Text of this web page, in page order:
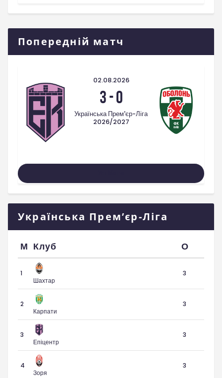
Попередній матч
02.08.2026
3-0
Українська Прем'єр-Ліга
2026/2027
Українська Прем’єр-Ліга
М Клуб О
1
Шахтар
3
2
Карпати
3
3
Епіцентр
3
4
Зоря
3